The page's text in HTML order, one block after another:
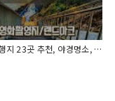
부산여행 완전정복 ! 권역별로 꼭 가봐야하는 부산여행지 23곳 추천, 야경명소, 부산카페, 부산포토존, 부산숙소추천, 여행지 가는법과 꿀팁! Busan Travel